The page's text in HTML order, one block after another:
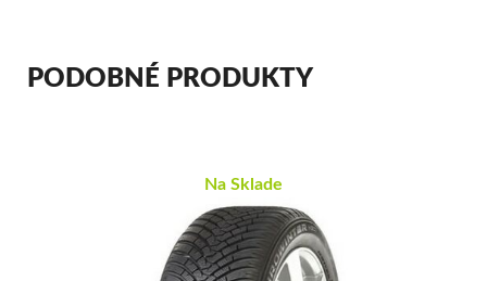
PODOBNÉ PRODUKTY
Na Sklade